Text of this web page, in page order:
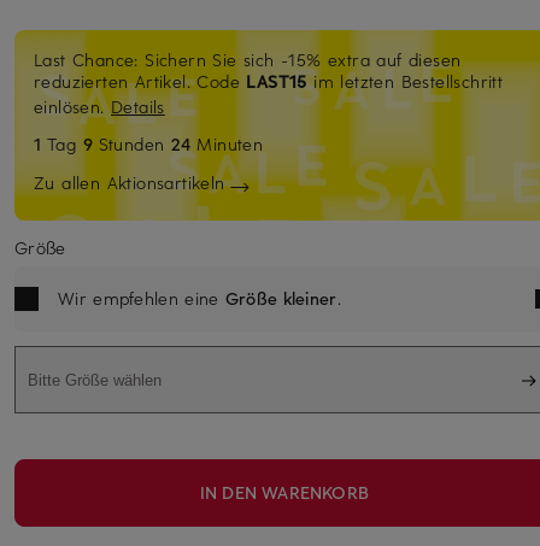
Last Chance: Sichern Sie sich -15% extra auf diesen
reduzierten Artikel. Code LAST15im letzten Bestellschritt
einlösen.Details
1 Tag 9 Stunden 24 Minuten
Zu allen Aktionsartikeln
Größe
Wir empfehlen eine Größe kleiner.
Bitte Größe wählen
IN DEN WARENKORB